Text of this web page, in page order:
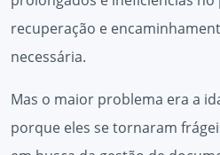
recuperação e
necessária.
Mas o maior problema era a
porque eles se tornaram